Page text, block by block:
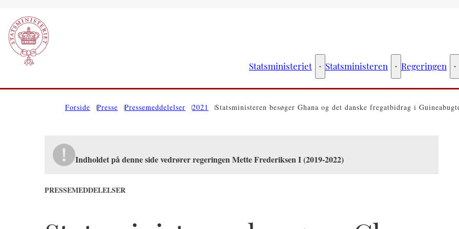
Statsministeriet Statsministeriet - Flere links
Statsministeren Statsministeren -
Regeringen
Forside Presse Pressemeddelelser 2021 Statsministeren besøger Ghana og det danske fregatbidrag i
Indholdet på denne side vedrører regeringen Mette Frederiksen I (2019-2022)
PRESSEMEDDELELSER